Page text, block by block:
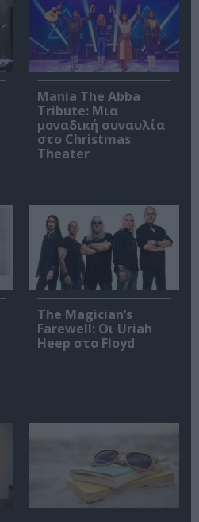
Mania The Abba
Tribute: Μια
μοναδική συναυλία
στο Christmas
Theater
The Magician’s
Farewell: Οι Uriah
Heep στο Floyd